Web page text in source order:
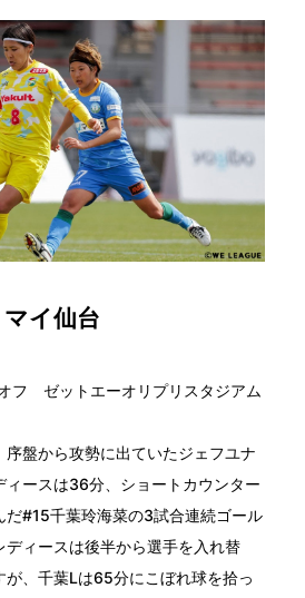
イ仙台
フ ゼットエーオリプリスタジアム
盤から攻勢に出ていたジェフユナ
ィースは36分、ショートカウンター
だ#15千葉玲海菜の3試合連続ゴール
ディースは後半から選手を入れ替
が、千葉Lは65分にこぼれ球を拾っ